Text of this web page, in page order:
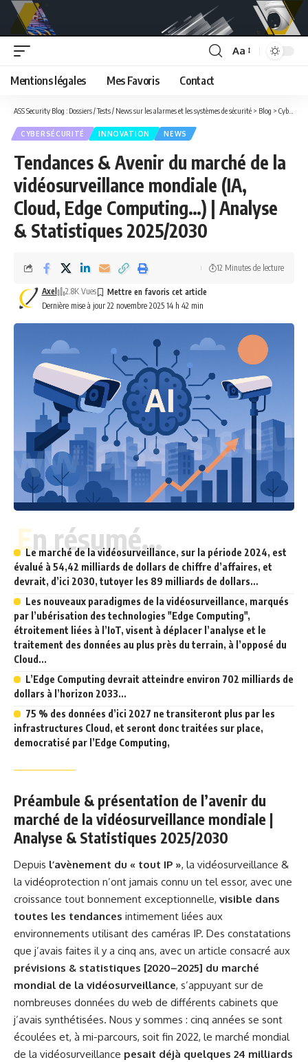
Font
Aa
Mentions légales Mes Favoris Contact
ASS Security Blog : Dossiers / Tests / News sur les alarmes et les systèmes de sécurité > Blog > Cybersécurité
CYBERSÉCURITÉ INNOVATION NEWS
Tendances & Avenir du marché de la
vidéosurveillance mondiale (IA,
Cloud, Edge Computing…) | Analyse
& Statistiques 2025/2030
Dernière mise à jour 22 novembre 2025 14 h 42 min
Axel 2.8K Vues
12 Minutes de lecture
En résumé...
Le marché de la vidéosurveillance, sur la période 2024, est
évalué à 54,42 milliards de dollars de chiffre d’affaires, et
devrait, d’ici 2030, tutoyer les 89 milliards de dollars…
Les nouveaux paradigmes de la vidéosurveillance, marqués
par l’ubérisation des technologies "Edge Computing",
étroitement liées à l’IoT, visent à déplacer l’analyse et le
traitement des données au plus près du terrain, à l’opposé du
Cloud...
L’Edge Computing devrait atteindre environ 702 milliards de
dollars à l’horizon 2033...
75 % des données d’ici 2027 ne transiteront plus par les
infrastructures Cloud, et seront donc traitées sur place,
democratisé par l’Edge Computing,
Préambule & présentation de l’avenir du
marché de la vidéosurveillance mondiale |
Analyse & Statistiques 2025/2030
Depuis l’avènement du « tout IP », la vidéosurveillance &
la vidéoprotection n’ont jamais connu un tel essor, avec une
croissance tout bonnement exceptionnelle, visible dans
toutes les tendances intimement liées aux
environnements utilisant des caméras IP. Des constatations
que j’avais faites il y a cinq ans, avec un article consacré aux
prévisions & statistiques [2020–2025] du marché
mondial de la vidéosurveillance, s’appuyant sur de
nombreuses données du web de différents cabinets que
j’avais synthétisées. Nous y sommes : cinq années se sont
écoulées et, à mi-parcours, soit fin 2022, le marché mondial
de la vidéosurveillance pesait déjà quelques 24 milliards